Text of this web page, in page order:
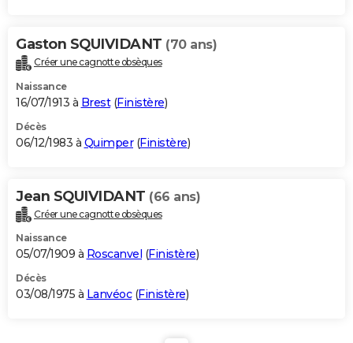
Gaston SQUIVIDANT (70 ans)
Créer une cagnotte obsèques
Naissance
16/07/1913 à Brest(Finistère)
Décès
06/12/1983 à Quimper(Finistère)
Jean SQUIVIDANT (66 ans)
Créer une cagnotte obsèques
Naissance
05/07/1909 à Roscanvel (Finistère)
Décès
03/08/1975 à Lanvéoc(Finistère)